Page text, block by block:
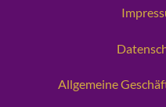
Allgemeine